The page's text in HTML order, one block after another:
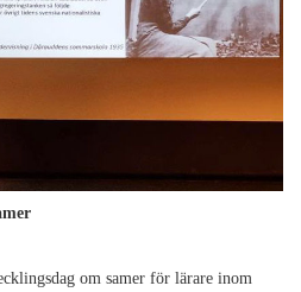
om samer för lärare inom